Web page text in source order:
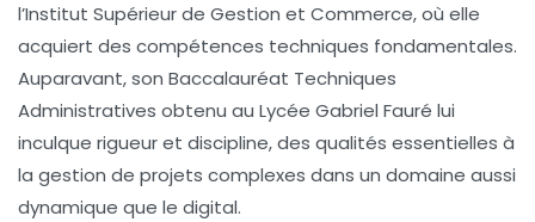
l’Institut Supérieur de Gestion et Commerce, où elle
acquiert des compétences techniques fondamentales.
Auparavant, son Baccalauréat Techniques
Administratives obtenu au Lycée Gabriel Fauré lui
inculque rigueur et discipline, des qualités essentielles à
la gestion de projets complexes dans un domaine aussi
dynamique que le digital.